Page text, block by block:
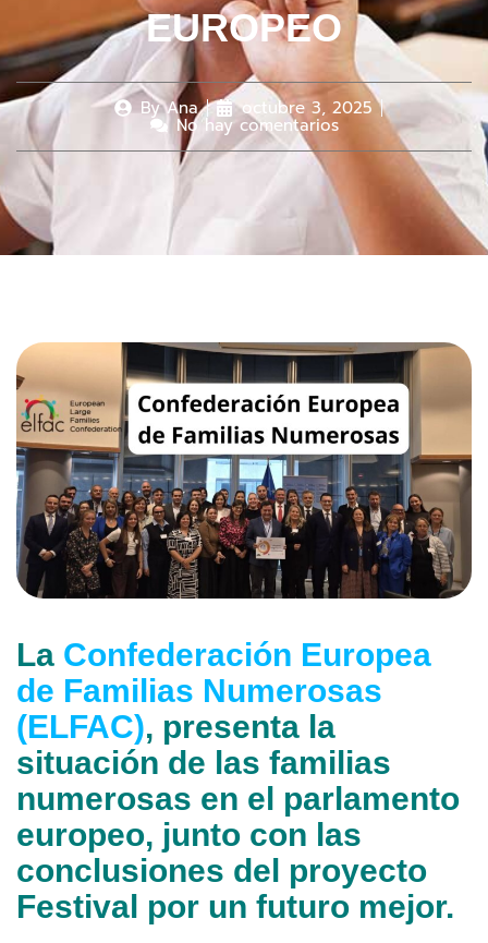
EUROPEO
ByAna octubre 3, 2025
No hay comentarios
La Confederación Europea
de Familias Numerosas
(ELFAC), presenta la
situación de las familias
numerosas en el parlamento
europeo, junto con las
conclusiones del proyecto
Festival por un futuro mejor.